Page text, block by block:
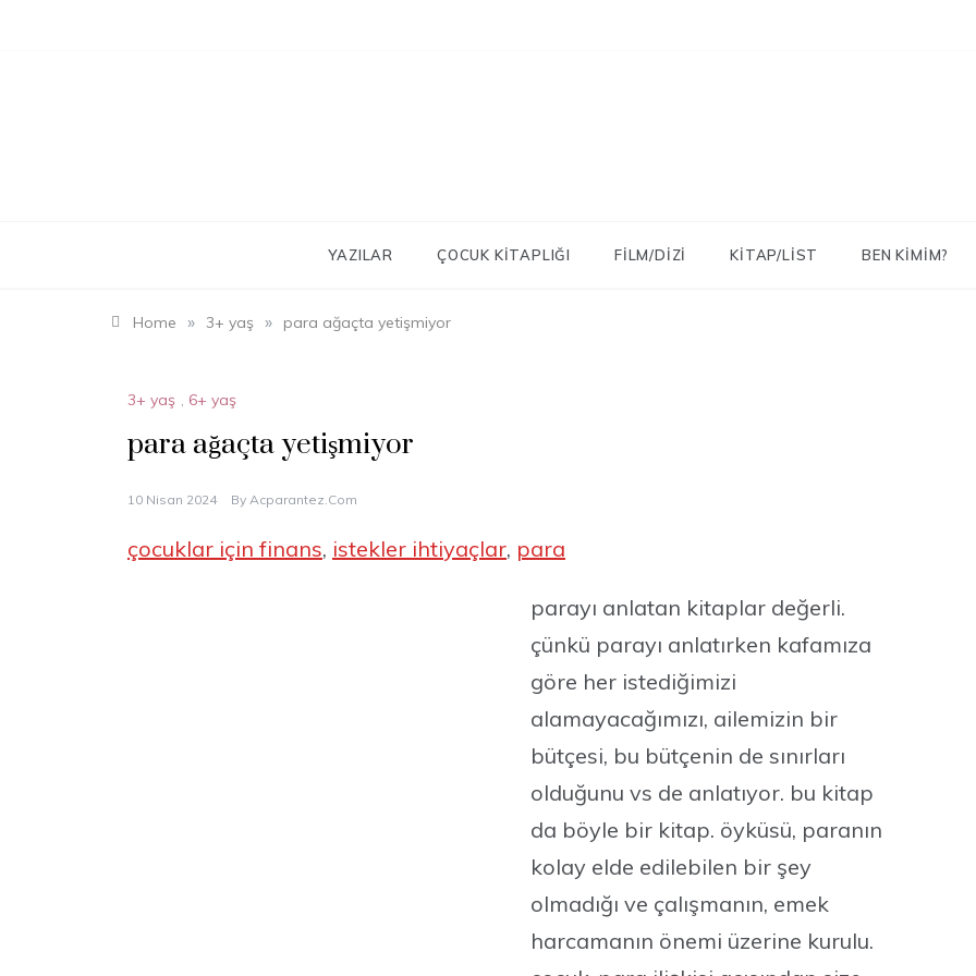
YAZILAR ÇOCUK KITAPLIĞI FILM/DIZI KITAP/LIST BEN KIMIM?
Home » 3+ yaş » para ağaçta yetişmiyor
3+ yaş , 6+ yaş
para ağaçta yetişmiyor
10 Nisan 2024 By Acparantez.com
çocuklar için finans, istekler ihtiyaçlar, para
parayı anlatan kitaplar değerli.
çünkü parayı anlatırken kafamıza
göre her istediğimizi
alamayacağımızı, ailemizin bir
bütçesi, bu bütçenin de sınırları
olduğunu vs de anlatıyor. bu kitap
da böyle bir kitap. öyküsü, paranın
kolay elde edilebilen bir şey
olmadığı ve çalışmanın, emek
harcamanın önemi üzerine kurulu.